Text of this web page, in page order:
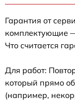
Гарантия от
комплектующие
Что считается
Для работ:
который прямо
(например,